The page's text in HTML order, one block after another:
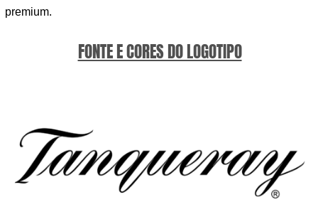
premium.
FONTE E CORES DO LOGOTIPO